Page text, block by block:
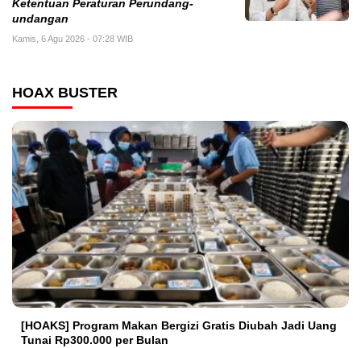
Ketentuan Peraturan Perundang-
undangan
Kamis, 6 Agu 2026 - 07:28 WIB
HOAX BUSTER
[HOAKS] Program Makan Bergizi Gratis Diubah Jadi Uang
Tunai Rp300.000 per Bulan